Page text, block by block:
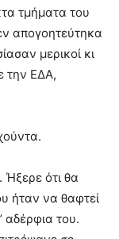
τμήματα του
απογοητεύτηκα
μερικοί κι
την ΕΔΑ,
ότι θα
ήταν να θαφτεί
αδέρφια του.